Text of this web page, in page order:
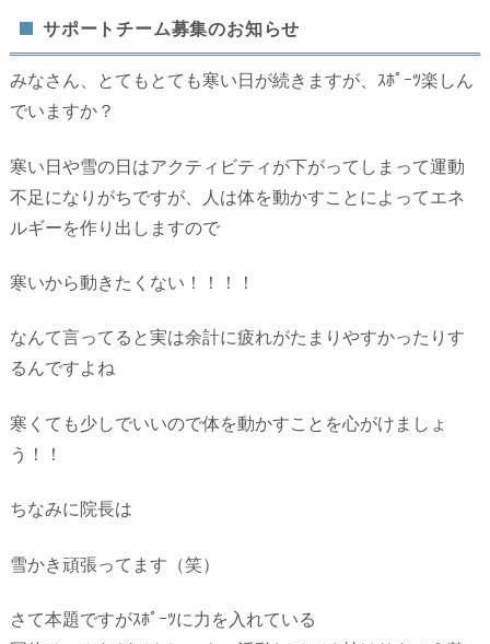
サポートチーム募集のお知らせ
みなさん、とてもとても寒い日が続きますが、ｽﾎﾟｰﾂ楽しん
でいますか？
寒い日や雪の日はアクティビティが下がってしまって運動
不足になりがちですが、人は体を動かすことによってエネ
ルギーを作り出しますので
寒いから動きたくない！！！！
なんて言ってると実は余計に疲れがたまりやすかったりす
るんですよね
寒くても少しでいいので体を動かすことを心がけましょ
う！！
ちなみに院長は
雪かき頑張ってます（笑）
さて本題ですがｽﾎﾟｰﾂに力を入れている